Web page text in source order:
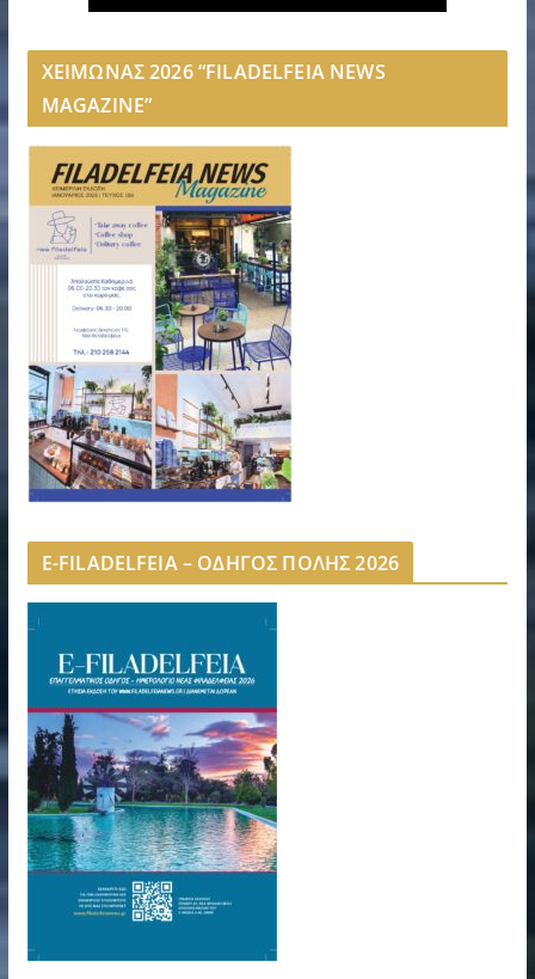
ΧΕΙΜΩΝΑΣ 2026 “FILADELFEIA NEWS
MAGAZINE”
E-FILADELFEIA – ΟΔΗΓΟΣ ΠΟΛΗΣ 2026